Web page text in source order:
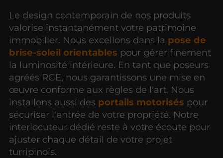
Le design contemporain de nos produits
valorise instantanément votre patrimoine
immobilier. Nous excellons dans la pose de
brise-soleil orientables pour gérer finement
la luminosité intérieure. En tant que poseurs
agréés RGE, nous garantissons une mise en
œuvre conforme aux règles de l'art. Nous
installons aussi des portails motorisés pour
sécuriser l'entrée de votre propriété. Notre
interlocuteur dédié reste à votre écoute pour
ajuster chaque détail de votre projet
turripinois.